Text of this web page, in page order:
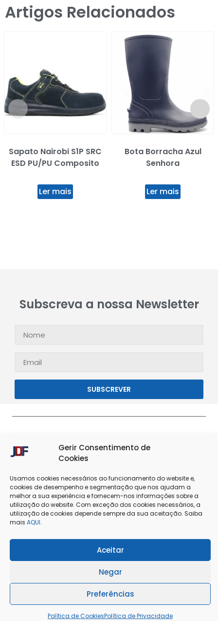
Gerir Consentimento de
Cookies
Usamos cookies necessários ao funcionamento do website e,
cookies de desempenho e segmentação que nos ajudam a
melhor a sua experiência e fornecem-nos informações sobre a
utilização do website. Com exceção dos cookies necessários, a
utilização de cookies depende sempre da sua aceitação. Saiba
mais AQUI.
Aceitar
Negar
Preferências
Política de CookiesPolítica de Privacidade
Artigos Relacionados
Sapato Nairobi S1P SRC
ESD PU/PU Composito
Ler mais
Bota Borracha Azul
Senhora
Ler mais
Subscreva a nossa Newsletter
SUBSCREVER
Termos & Condições
Política de Privacidade
Política de Cookies
Livro de Reclamações
@Copyright 2025 - J. Dias Ferreira Lda